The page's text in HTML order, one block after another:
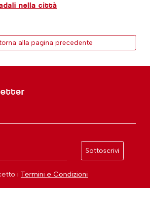
nella città
alla pagina precedente
Sottoscrivi
i Termini e Condizioni